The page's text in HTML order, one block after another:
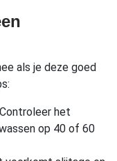
als je deze goed
Controleer het
op 40 of 60